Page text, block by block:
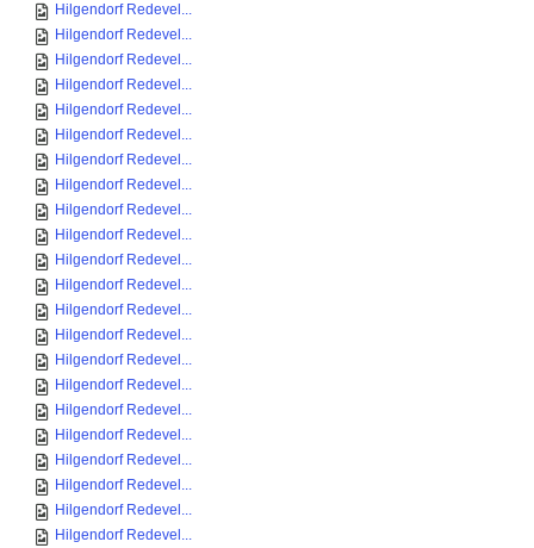
Hilgendorf Redevel...
Hilgendorf Redevel...
Hilgendorf Redevel...
Hilgendorf Redevel...
Hilgendorf Redevel...
Hilgendorf Redevel...
Hilgendorf Redevel...
Hilgendorf Redevel...
Hilgendorf Redevel...
Hilgendorf Redevel...
Hilgendorf Redevel...
Hilgendorf Redevel...
Hilgendorf Redevel...
Hilgendorf Redevel...
Hilgendorf Redevel...
Hilgendorf Redevel...
Hilgendorf Redevel...
Hilgendorf Redevel...
Hilgendorf Redevel...
Hilgendorf Redevel...
Hilgendorf Redevel...
Hilgendorf Redevel...